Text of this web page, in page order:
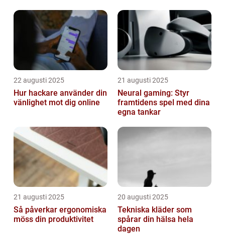
22 augusti 2025
Hur hackare använder din
vänlighet mot dig online
21 augusti 2025
Neural gaming: Styr
framtidens spel med dina
egna tankar
21 augusti 2025
Så påverkar ergonomiska
möss din produktivitet
20 augusti 2025
Tekniska kläder som
spårar din hälsa hela
dagen